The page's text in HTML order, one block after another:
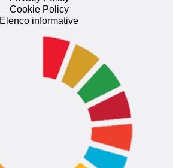
Cookie Policy
Elenco informative